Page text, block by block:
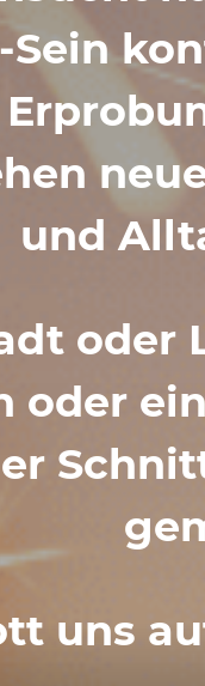
und
oder
oder
uns